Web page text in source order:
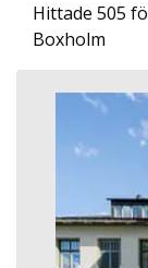
Hittade 505
Boxholm